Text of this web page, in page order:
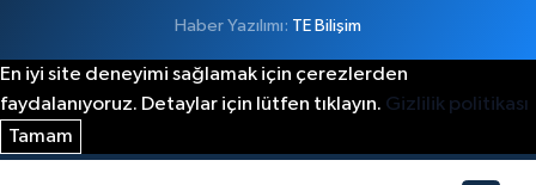
Haber Yazılımı: TE Bilişim
En iyi site deneyimi sağlamak için çerezlerden
faydalanıyoruz. Detaylar için lütfen tıklayın. Gizlilik politikası
Tamam